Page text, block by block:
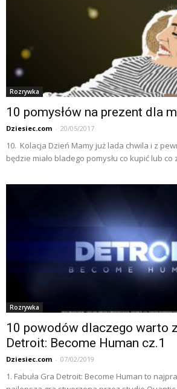
Rozrywka
10 pomysłów na prezent dla
Dziesiec.com - 20/05/2017
10. Kolacja Dzień Mamy już lada chwila i z
będzie miało bladego pomysłu co kupić lub co
Rozrywka
10 powodów dlaczego warto
Detroit: Become Human cz.1
Dziesiec.com - 07/02/2019
1. Fabuła Gra Detroit: Become Human to